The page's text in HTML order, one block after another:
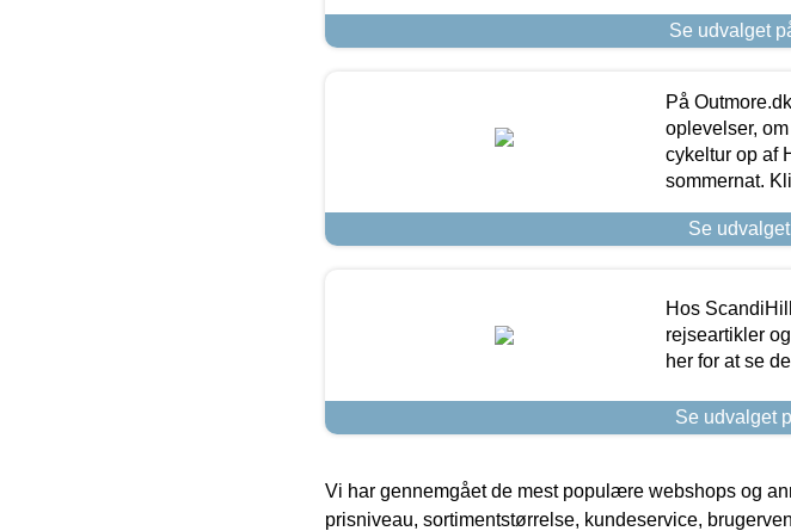
Se udvalget
På
oplevelser,
cykeltur op af
sommernat.
Se
Hos
rejseartikler
her for at se
Se udvalget
Vi har gennemgået de mest populære webshops og
prisniveau, sortimentstørrelse, kundeservice,